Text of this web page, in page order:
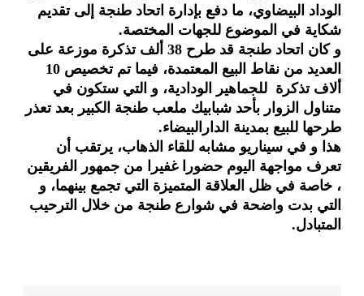
الوداد البيضاوي، ما دفع بإدارة اتحاد طنجة إلى تقديم
شكاية في الموضوع للجهات المختصة.
و كان اتحاد طنجة قد طرح 38 ألف تذكرة موزعة على
العديد من نقاط البيع المعتمدة، فيما تم تخصيص 10
ألاف تذكرة للجماهير الودادية، و التي ستكون في
متناول الزوار بأحد شبابيك ملعب طنجة الكبير بعد تعذر
طرحها للبيع بمدينة الدارالبيضاء.
هذا و في سيناريو مشابه للقاء الذهاب، يرتقب أن
تعرف مواجهة اليوم حضورا غفيرا من جمهور الفريقين
، خاصة في ظل العلاقة المتميزة التي تجمع بينهما، و
التي بدت واضحة في شوارع طنجة من خلال الترحيب
المتبادل.